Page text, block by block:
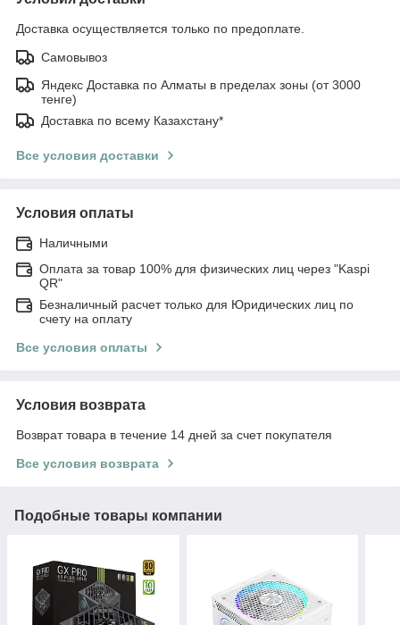
Доставка осуществляется только по предоплате.
Самовывоз
Яндекс Доставка по Алматы в пределах зоны (от 3000
тенге)
Доставка по всему Казахстану*
Все условия доставки
Условия оплаты
Наличными
Оплата за товар 100% для физических лиц через "Kaspi
QR"
Безналичный расчет только для Юридических лиц по
счету на оплату
Все условия оплаты
Условия возврата
Возврат товара в течение 14 дней за счет покупателя
Все условия возврата
Подобные товары компании